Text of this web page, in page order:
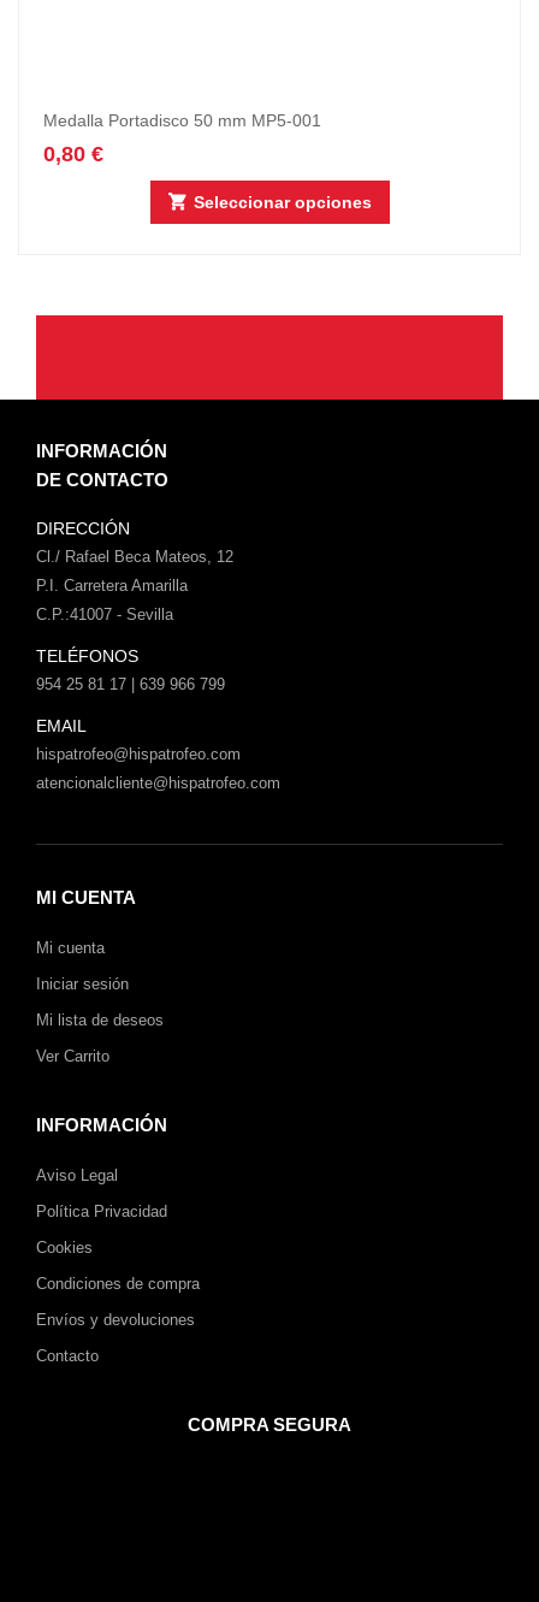
Medalla Portadisco 50 mm MP5-001
0,80 €
Seleccionar opciones
INFORMACIÓN
DE CONTACTO
DIRECCIÓN
Cl./ Rafael Beca Mateos, 12
P.I. Carretera Amarilla
C.P.:41007 - Sevilla
TELÉFONOS
954 25 81 17 | 639 966 799
EMAIL
hispatrofeo@hispatrofeo.com
atencionalcliente@hispatrofeo.com
MI CUENTA
Mi cuenta
Iniciar sesión
Mi lista de deseos
Ver Carrito
INFORMACIÓN
Aviso Legal
Política Privacidad
Cookies
Condiciones de compra
Envíos y devoluciones
Contacto
COMPRA SEGURA